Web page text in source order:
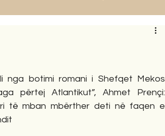
English Përkthime
nga botimi romani i Shefqet Mekos
përtej Atlantikut”, Ahmet Prençi:
të mban mbërther deti në faqen e